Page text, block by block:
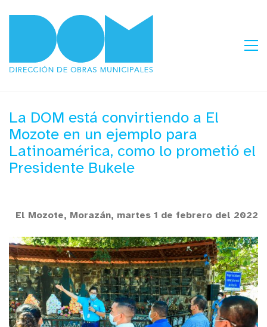
La DOM está convirtiendo a El
Mozote en un ejemplo para
Latinoamérica, como lo prometió el
Presidente Bukele
El Mozote, Morazán, martes 1 de febrero del 2022